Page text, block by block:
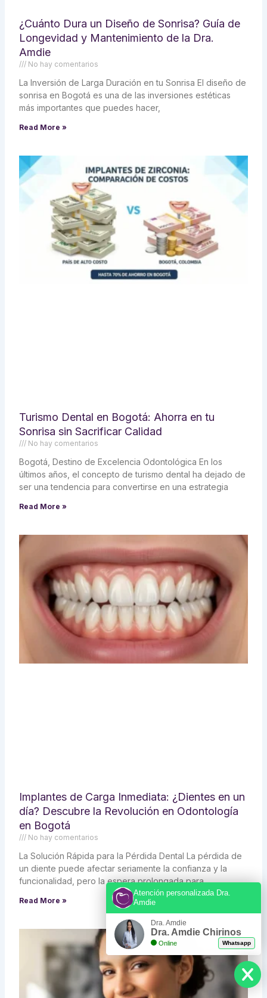
¿Cuánto Dura un Diseño de Sonrisa? Guía de
Longevidad y Mantenimiento de la Dra.
Amdie
No hay comentarios
La Inversión de Larga Duración en tu Sonrisa El diseño de
sonrisa en Bogotá es una de las inversiones estéticas
más importantes que puedes hacer,
Read More »
Turismo Dental en Bogotá: Ahorra en tu
Sonrisa sin Sacrificar Calidad
No hay comentarios
Bogotá, Destino de Excelencia Odontológica En los
últimos años, el concepto de turismo dental ha dejado de
ser una tendencia para convertirse en una estrategia
Read More »
Implantes de Carga Inmediata: ¿Dientes en un
día? Descubre la Revolución en Odontología
en Bogotá
No hay comentarios
La Solución Rápida para la Pérdida Dental La pérdida de
un diente puede afectar seriamente la confianza y la
funcionalidad, pero la espera prolongada para
Read More »
Atención personalizada Dra.
Amdie
Dra. Amdie
Dra. Amdie Chirinos
Online Whatsapp